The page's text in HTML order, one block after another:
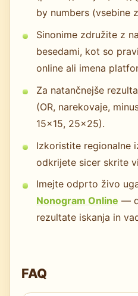
by numbers (vsebine
Sinonime združite z
besedami, kot so
online ali imena
Za natančnejše
(OR, narekovaje,
15x15, 25x25).
Izkoristite regionalne
odkrijete sicer skrite
Imejte odprto živo
Nonogram Online —
rezultate iskanja in
FAQ